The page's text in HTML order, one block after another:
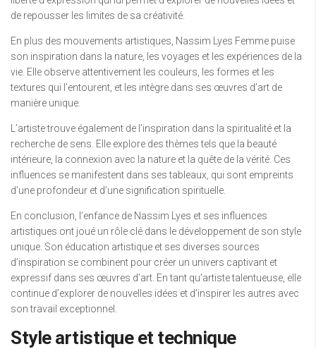
de repousser les limites de sa créativité.
En plus des mouvements artistiques, Nassim Lyes Femme puise
son inspiration dans la nature, les voyages et les expériences de la
vie. Elle observe attentivement les couleurs, les formes et les
textures qui l’entourent, et les intègre dans ses œuvres d’art de
manière unique.
L’artiste trouve également de l’inspiration dans la spiritualité et la
recherche de sens. Elle explore des thèmes tels que la beauté
intérieure, la connexion avec la nature et la quête de la vérité. Ces
influences se manifestent dans ses tableaux, qui sont empreints
d’une profondeur et d’une signification spirituelle.
En conclusion, l’enfance de Nassim Lyes et ses influences
artistiques ont joué un rôle clé dans le développement de son style
unique. Son éducation artistique et ses diverses sources
d’inspiration se combinent pour créer un univers captivant et
expressif dans ses œuvres d’art. En tant qu’artiste talentueuse, elle
continue d’explorer de nouvelles idées et d’inspirer les autres avec
son travail exceptionnel.
Style artistique et technique